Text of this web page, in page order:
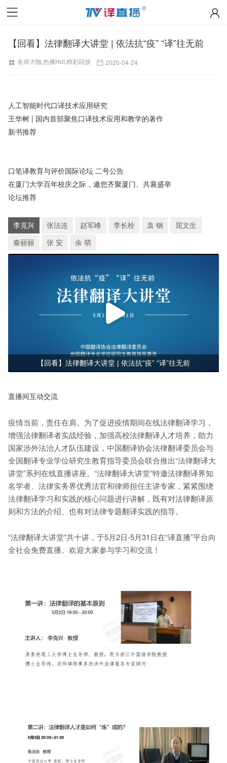
【回看】法律翻译大讲堂 | 依法抗“疫” “译”往无前
名师大咖 ,热播Hot 精彩回放 2020-04-24
人工智能时代口译技术应用研究
王华树 | 国内首部聚焦口译技术应用和教学的著作
新书推荐
口笔译教育与评价国际论坛 二号公告
在厦门大学百年校庆之际，邀您齐聚厦门、共襄盛举
论坛推荐
李克兴 张法连 赵军峰 李长栓 袁 钢 屈文生
秦丽丽 张 安 余 萌
【回看】法律翻译大讲堂 | 依法抗“疫” “译”往无前
直播间互动交流
疫情当前，责任在肩。为了促进疫情期间在线法律翻译学习，
增强法律翻译者实战经验，加强高校法律翻译人才培养，助力
国家涉外法治人才队伍建设，中国翻译协会法律翻译委员会与
全国翻译专业学位研究生教育指导委员会联合推出“法律翻译大
讲堂”系列在线直播讲座。“法律翻译大讲堂”特邀法律翻译界知
名学者、法律实务界优秀法官和律师担任主讲专家，紧紧围绕
法律翻译学习和实践的核心问题进行讲解，既有对法律翻译原
则和方法的介绍、也有对法律专题翻译实践的指导。
“法律翻译大讲堂”共十讲，于5月2日-5月31日在“译直播”平台向
全社会免费直播。欢迎大家参与学习和交流！